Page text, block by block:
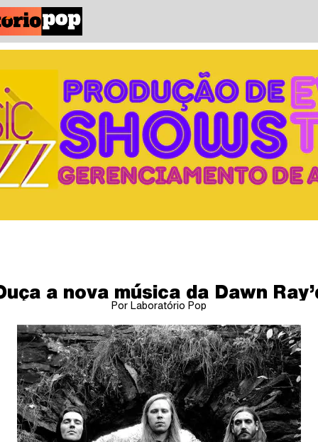
a nova música da Dawn
Por Laboratório Pop